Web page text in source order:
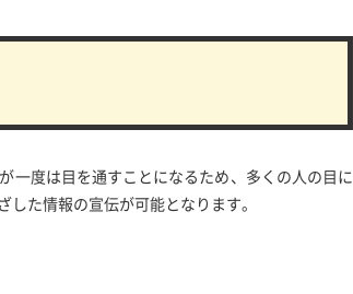
一度は目を通すことになるため、多くの人の目に
た情報の宣伝が可能となります。